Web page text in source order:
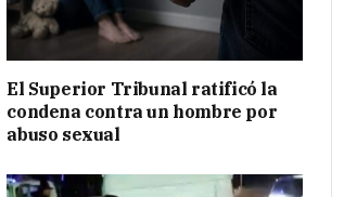
El Superior Tribunal ratificó la
condena contra un hombre por
abuso sexual